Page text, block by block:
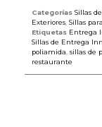
Categorías Sillas
Exteriores Sillas
Etiquetas Entrega
Sillas de Entrega
poliamida sillas de
restaurante